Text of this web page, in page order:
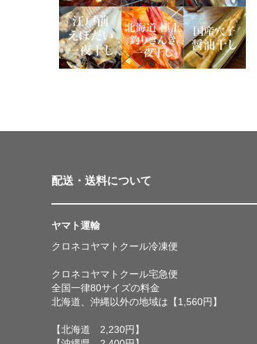
配送・送料について
ヤマト運輸
クロネコヤマトクール冷凍便
クロネコヤマトクール宅急便
全国一律80サイズの料金
北海道、沖縄以外の地域は【1,560円】
【北海道 2,230円】